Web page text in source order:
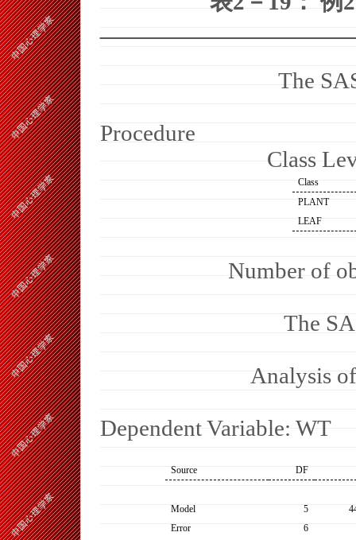
The
Procedure
Class
Class
PLANT
LEAF
Number of
The
Analysis
Dependent Variable: WT
Source DF
Model 5
Error
6